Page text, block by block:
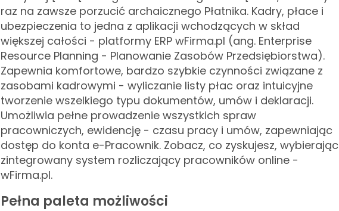
raz na zawsze porzucić archaicznego Płatnika. Kadry, płace i
ubezpieczenia to jedna z aplikacji wchodzących w skład
większej całości - platformy ERP wFirma.pl (ang. Enterprise
Resource Planning - Planowanie Zasobów Przedsiębiorstwa).
Zapewnia komfortowe, bardzo szybkie czynności związane z
zasobami kadrowymi - wyliczanie listy płac oraz intuicyjne
tworzenie wszelkiego typu dokumentów, umów i deklaracji.
Umożliwia pełne prowadzenie wszystkich spraw
pracowniczych, ewidencję - czasu pracy i umów, zapewniając
dostęp do konta e-Pracownik. Zobacz, co zyskujesz, wybierając
zintegrowany system rozliczający pracowników online -
wFirma.pl.
Pełna paleta możliwości